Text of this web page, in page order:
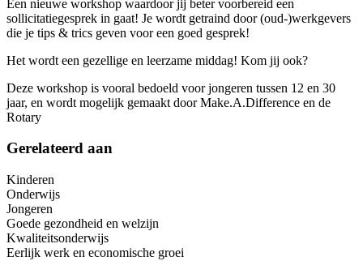
Een nieuwe workshop waardoor jij beter voorbereid een
sollicitatiegesprek in gaat! Je wordt getraind door (oud-)werkgevers
die je tips & trics geven voor een goed gesprek!
Het wordt een gezellige en leerzame middag! Kom jij ook?
Deze workshop is vooral bedoeld voor jongeren tussen 12 en 30
jaar, en wordt mogelijk gemaakt door Make.A.Difference en de
Rotary
Gerelateerd aan
Kinderen
Onderwijs
Jongeren
Goede gezondheid en welzijn
Kwaliteitsonderwijs
Eerlijk werk en economische groei